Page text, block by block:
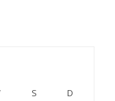
S
D